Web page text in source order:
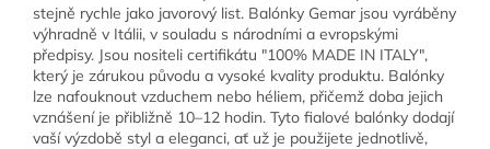
stejně rychle jako javorový list. Balónky Gemar jsou vyráběny
výhradně v Itálii, v souladu s národními a evropskými
předpisy. Jsou nositeli certifikátu "100% MADE IN ITALY",
který je zárukou původu a vysoké kvality produktu. Balónky
lze nafouknout vzduchem nebo héliem, přičemž doba jejich
vznášení je přibližně 10–12 hodin. Tyto fialové balónky dodají
vaší výzdobě styl a eleganci, ať už je použijete jednotlivě,